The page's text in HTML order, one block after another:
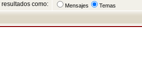
resultados como: Mensajes Temas